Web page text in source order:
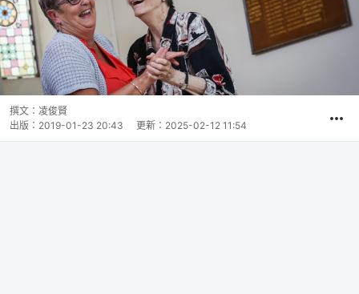
撰文： 凌俊賢
出版： 2019-01-23 20:43 更新： 2025-02-12 11:54